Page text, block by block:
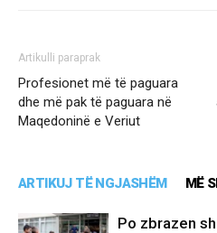
Artikulli paraprak
Profesionet më të paguara
dhe më pak të paguara në
Maqedoninë e Veriut
ARTIKUJ TË NGJASHËM MË
Po zbrazen